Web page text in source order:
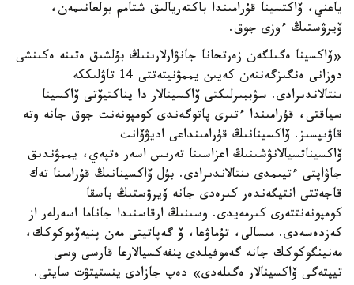
ياعني، ۆاكتسينا قۇرامىندا باكتەريالىق شتامم بولعانىمەن،
ۆيرۋستىڭ ءوزى جوق.
«ۆاكسينا ەگىلگەن زەرتحانا جانۋارلارىنىڭ بۇلشىق ەتىنە ەكىنشى
دوزانى ەنگىزگەننەن كەيىن يممۋنيتەتتى 14 تاۋلىككە
ىنتالاندىرادى. سۋببىرلىكتى ۆاكسينالار دا يناكتيۆتى ۆاكسينا
سياقتى، قۇرامىندا ءتىرى پاتوگەندى كومپونەنت جوق جانە وتە
قاۋىپسىز. ۆاكسينانىڭ قۇرامىنداعى اديۋۆانت
ۆاكسيناتسيالانۋشىنىڭ اعزاسىنا تەرىس اسەر ەتپەي، يممۋندىق
جاۋاپتى ءتيىمدى ىنتالاندىرادى. بۇل ۆاكسينانىڭ قۇرامىنا تەك
قاجەتتى انتيگەندەر كىرەدى جانە ۆيرۋستىڭ باسقا
كومپونەنتتەرى كىرمەيدى. وسىنىڭ ارقاسنىدا جاناما اسەرلەر از
كەزدەسەدى. مىسالى، تۇماۋعا، ۆ گەپاتيتى مەن پنيەۆموكوكك،
مەنينگوكوكك جانە گەموفيلدى ينفەكسيالارعا قارسى وسى
تيپتەگى ۆاكسينالار ەگىلەدى» دەپ جازادى ينستيتۋت سايتى.